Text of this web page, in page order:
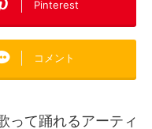
Pinterest
コメント
って踊れるアーティ